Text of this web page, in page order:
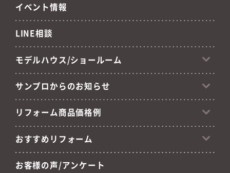
イベント情報
LINE相談
モデルハウス/ショールーム
サンプロからのお知らせ
リフォーム商品価格例
おすすめリフォーム
お客様の声/アンケート